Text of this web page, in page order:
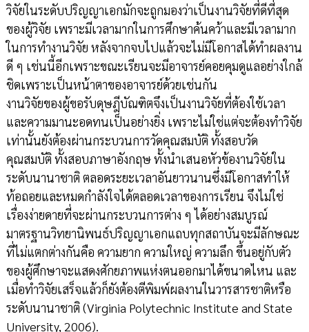
วิจัยในระดับปริญญาเอกมักจะถูกมองว่าเป็นงานวิจัยที่ดีที่สุด
ของผู้วิจัย เพราะมีเวลามากในการศึกษาค้นคว้าและมีเวลามาก
ในการทำงานวิจัย หลังจากจบไปแล้วจะไม่มีโอกาสได้ทำผลงาน
ดี ๆ เช่นนี้อีกเพราะขณะเรียนจะมีอาจารย์คอยคุมดูแลอย่างใกล้
ชิดเพราะเป็นหน้าตาของอาจารย์ด้วยเช่นกัน
งานวิจัยของผู้ขอรับดุษฎีบัณฑิตจึงเป็นงานวิจัยที่ต้องใช้เวลา
และความมานะอดทนเป็นอย่างยิ่ง เพราะไม่ใช่แต่จะต้องทำวิจัย
เท่านั้นยังต้องผ่านกระบวนการวัดคุณสมบัติ ทั้งสอบวัด
คุณสมบัติ ทั้งสอบภาษาอังกฤษ ทั้งนำเสนอหัวข้องานวิจัยใน
ระดับนานาชาติ ตลอดระยะเวลาอันยาวนานซึ่งมีโอกาสทำให้
ท้อถอยและหมดกำลังใจได้ตลอดเวลาของการเรียน จึงไม่ใช่
เรื่องง่ายดายที่จะผ่านกระบวนการต่าง ๆ ได้อย่างสมบูรณ์
มาตรฐานวิทยานิพนธ์ปริญญาเอกแถบทุกสถาบันจะมีลักษณะ
ที่ไม่แตกต่างกันคือ ความยาก ความใหญ่ ความลึก ขึ้นอยู่กับตัว
ของผู้ศึกษาจะแสดงศักยภาพแห่งตนออกมาได้ขนาดไหน และ
เมื่อทำวิจัยเสร็จแล้วก็ยังต้องตีพิมพ์ผลงานในวารสารชาติหรือ
ระดับนานาชาติ (Virginia Polytechnic Institute and State
University, 2006).